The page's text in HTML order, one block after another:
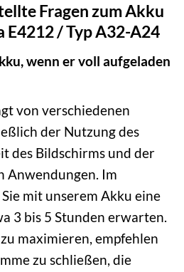
Fragen zum Akku
/ Typ A32-A24
wenn er voll aufgeladen
von verschiedenen
der Nutzung des
des Bildschirms und der
Anwendungen. Im
mit unserem Akku eine
3 bis 5 Stunden erwarten.
maximieren, empfehlen
zu schließen, die